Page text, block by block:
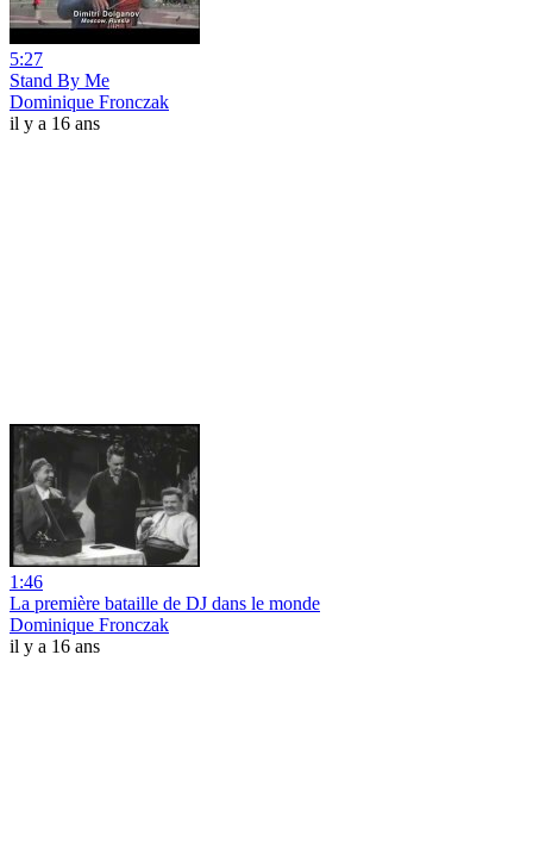
5:27
Stand By Me
Dominique Fronczak
il y a 16 ans
1:46
La première bataille de DJ dans le monde
Dominique Fronczak
il y a 16 ans